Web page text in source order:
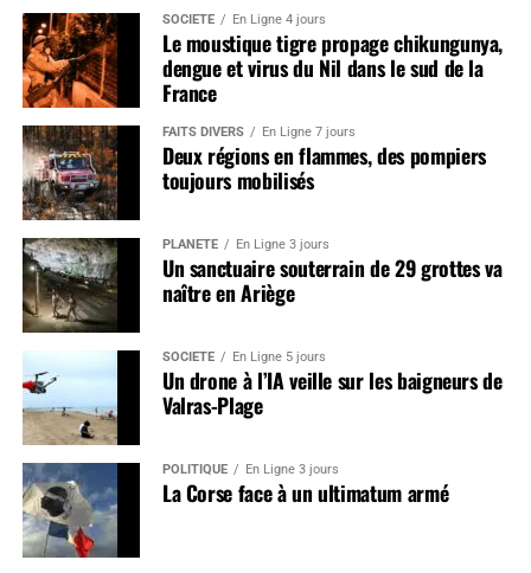
SOCIÉTÉ En Ligne 4 jours
Le moustique tigre propage chikungunya,
dengue et virus du Nil dans le sud de la
France
FAITS DIVERS En Ligne 7 jours
Deux régions en flammes, des pompiers
toujours mobilisés
PLANÈTE En Ligne 3 jours
Un sanctuaire souterrain de 29 grottes va
naître en Ariège
SOCIÉTÉ En Ligne 5 jours
Un drone à l’IA veille sur les baigneurs de
Valras-Plage
POLITIQUE En Ligne 3 jours
La Corse face à un ultimatum armé